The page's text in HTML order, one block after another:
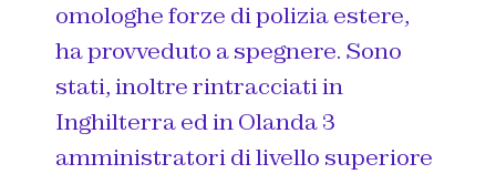
omologhe forze di polizia estere,
ha provveduto a spegnere. Sono
stati, inoltre rintracciati in
Inghilterra ed in Olanda 3
amministratori di livello superiore